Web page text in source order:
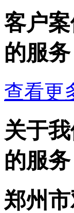
客户案
的服务
查看更
关于我
的服务
郑州